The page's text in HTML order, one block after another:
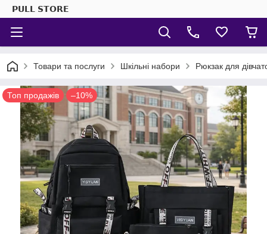
𝗣𝗨𝗟𝗟 𝗦𝗧𝗢𝗥𝗘
Товари та послуги Шкільні набори Рюкзак для
Топ продажів –10%